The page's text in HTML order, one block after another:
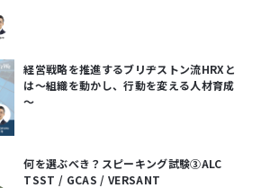
経営戦略を推進するブリヂストン流HRXと
は～組織を動かし、行動を変える人材育成
～
何を選ぶべき？スピーキング試験③ALC
TSST / GCAS / VERSANT